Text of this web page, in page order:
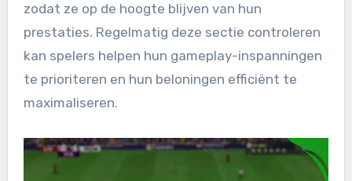
zodat ze op de hoogte blijven van hun
prestaties. Regelmatig deze sectie controleren
kan spelers helpen hun gameplay-inspanningen
te prioriteren en hun beloningen efficiënt te
maximaliseren.